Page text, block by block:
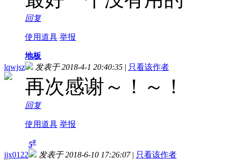
回复
使用道具 举报
lqwjsz
地板
发表于 2018-4-1 20:40:35 | 只看该作者
再次感谢～！～！
回复
使用道具 举报
jjx0122
5#
发表于 2018-6-10 17:26:07 | 只看该作者